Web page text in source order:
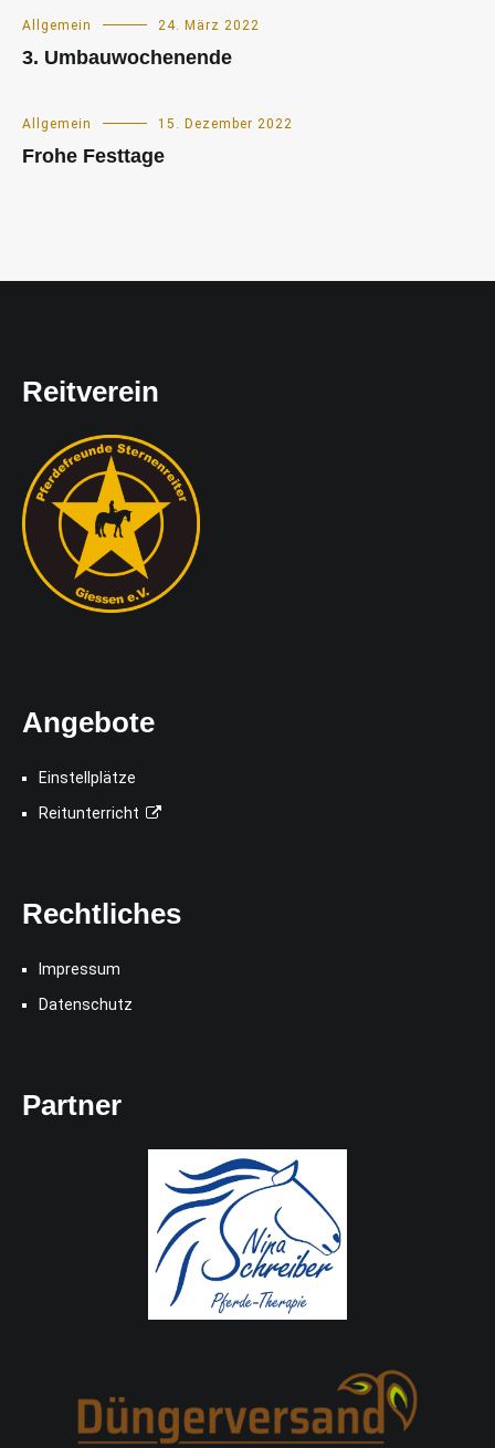
Allgemein 24. März 2022
3. Umbauwochenende
Allgemein 15. Dezember 2022
Frohe Festtage
Reitverein
Angebote
Einstellplätze
Reitunterricht
Rechtliches
Impressum
Datenschutz
Partner